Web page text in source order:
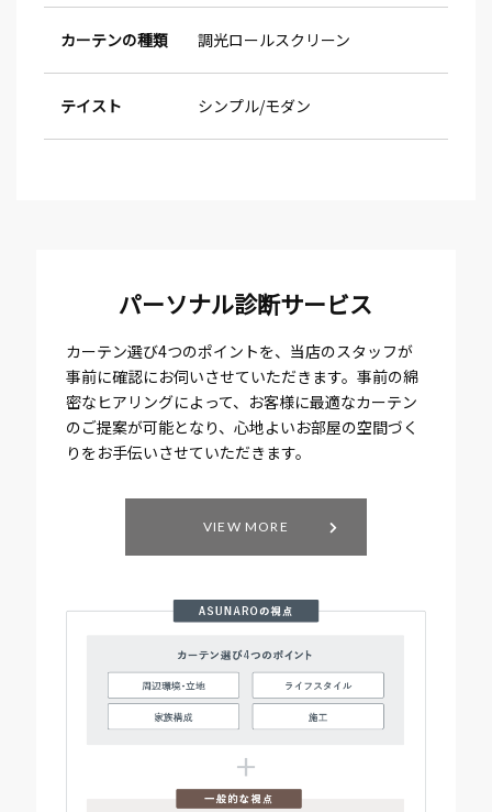
カーテンの種類 調光ロールスクリーン
テイスト シンプル モダン
パーソナル診断サービス
カーテン選び4つのポイントを、当店のスタッフが
事前に確認にお伺いさせていただきます。事前の綿
密なヒアリングによって、お客様に最適なカーテン
のご提案が可能となり、心地よいお部屋の空間づく
りをお手伝いさせていただきます。
VIEW MORE